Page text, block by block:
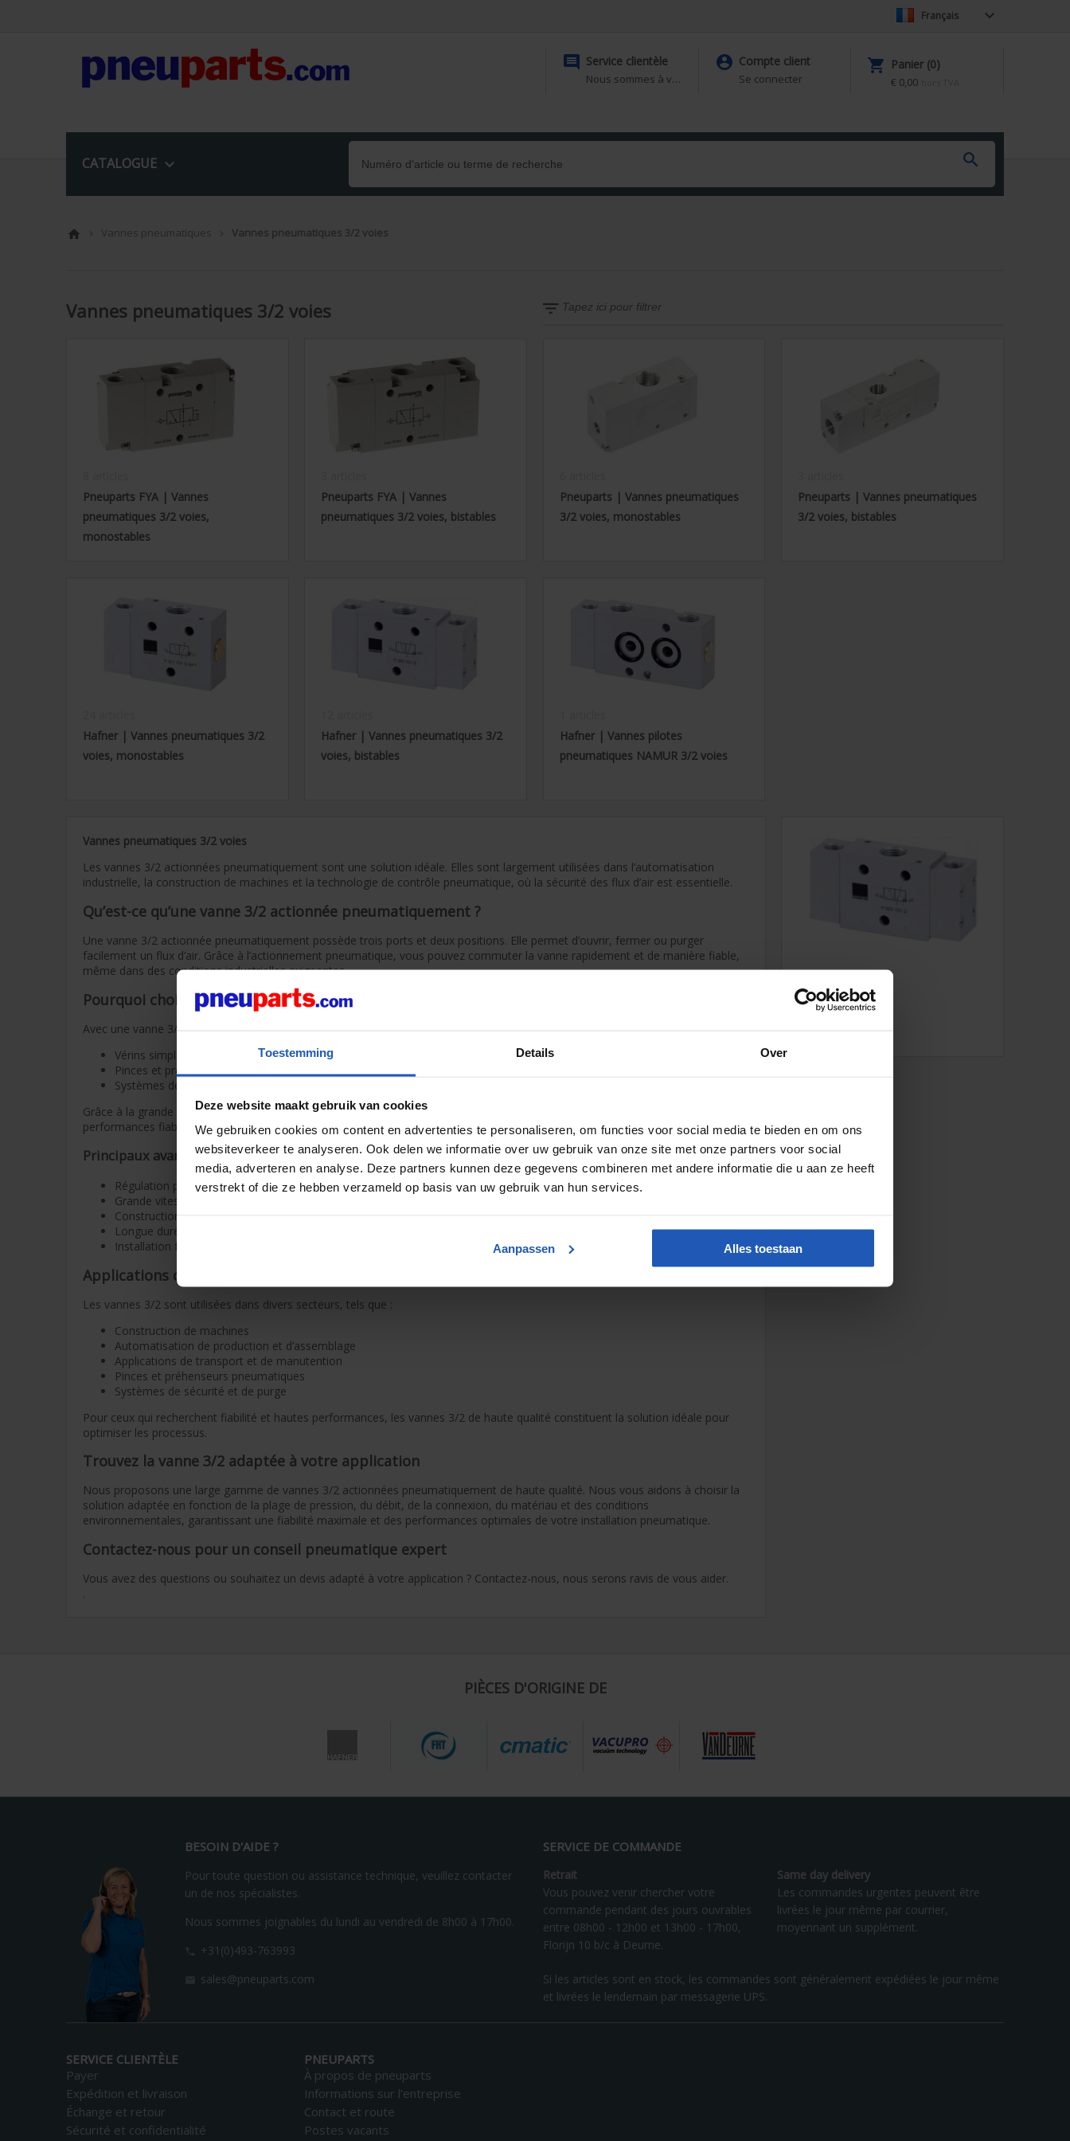
Toestemming Details Over
Deze website maakt gebruik van cookies
We gebruiken cookies om content en advertenties te personaliseren, om functies voor social media te bieden en om ons
websiteverkeer te analyseren. Ook delen we informatie over uw gebruik van onze site met onze partners voor social
media, adverteren en analyse. Deze partners kunnen deze gegevens combineren met andere informatie die u aan ze heeft
verstrekt of die ze hebben verzameld op basis van uw gebruik van hun services.
Aanpassen Alles toestaan
Français 
 Service clientèle
Nous sommes à votre disposition
 Compte client
Se connecter
 Panier (0)
€ 0,00
CATALOGUE  
  Vannes pneumatiques  Vannes pneumatiques 3/2 voies
Vannes pneumatiques 3/2 voies
Pneuparts FYA | Vannes
pneumatiques 3/2 voies,
monostables
Pneuparts FYA | Vannes
pneumatiques 3/2 voies, bistables
Pneuparts | Vannes pneumatiques
3/2 voies, monostables
Pneuparts | Vannes pneumatiques
3/2 voies, bistables
Hafner | Vannes pneumatiques 3/2
voies, monostables
Hafner | Vannes pneumatiques 3/2
voies, bistables
Hafner | Vannes pilotes
pneumatiques NAMUR 3/2 voies
Vannes pneumatiques 3/2 voies
Les vannes 3/2 actionnées pneumatiquement sont une solution idéale. Elles sont largement utilisées dans l’automatisation
industrielle, la construction de machines et la technologie de contrôle pneumatique, où la sécurité des flux d’air est essentielle.
Qu’est-ce qu’une vanne 3/2 actionnée pneumatiquement ?
Une vanne 3/2 actionnée pneumatiquement possède trois ports et deux positions. Elle permet d’ouvrir, fermer ou purger
facilement un flux d’air. Grâce à l’actionnement pneumatique, vous pouvez commuter la vanne rapidement et de manière fiable,
même dans des conditions industrielles exigeantes.
Pourquoi choisir une vanne 3/2 ?
Avec une vanne 3/2, vous assurez un flux d’air contrôlé. Cela est idéal pour :
Vérins simple effet
Pinces et préhenseurs pneumatiques
Systèmes de verrouillage et de purge
Grâce à la grande vitesse de commutation, à la construction robuste et à la longue durée de vie, ces vannes offrent des
performances fiables, même dans des environnements de production intensifs.
Principaux avantages
Régulation précise du flux d’air
Grande vitesse de commutation
Construction robuste
Longue durée de vie et temps d’arrêt minimal
Installation facile
Applications des vannes 3/2 actionnées pneumatiquement
Les vannes 3/2 sont utilisées dans divers secteurs, tels que :
Construction de machines
Automatisation de production et d’assemblage
Applications de transport et de manutention
Pinces et préhenseurs pneumatiques
Systèmes de sécurité et de purge
Pour ceux qui recherchent fiabilité et hautes performances, les vannes 3/2 de haute qualité constituent la solution idéale pour
optimiser les processus.
Trouvez la vanne 3/2 adaptée à votre application
Nous proposons une large gamme de vannes 3/2 actionnées pneumatiquement de haute qualité. Nous vous aidons à choisir la
solution adaptée en fonction de la plage de pression, du débit, de la connexion, du matériau et des conditions
environnementales, garantissant une fiabilité maximale et des performances optimales de votre installation pneumatique.
Contactez-nous pour un conseil pneumatique expert
Vous avez des questions ou souhaitez un devis adapté à votre application ? Contactez-nous, nous serons ravis de vous aider.
.
PIÈCES D'ORIGINE DE
BESOIN D'AIDE ?
Pour toute question ou assistance technique, veuillez contacter
un de nos spécialistes.
Nous sommes joignables du lundi au vendredi de 8h00 à 17h00.
+31(0)493-763993
sales@pneuparts.com
SERVICE DE COMMANDE
Retrait
Vous pouvez venir chercher votre
commande pendant des jours ouvrables
entre 08h00 - 12h00 et 13h00 - 17h00,
Florijn 10 b/c à Deurne.
Same day delivery
Les commandes urgentes peuvent être
livrées le jour même par courrier,
moyennant un supplément.
Si les articles sont en stock, les commandes sont généralement expédiées le jour même
et livrées le lendemain par messagerie UPS.
SERVICE CLIENTÈLE
Payer
Expédition et livraison
Échange et retour
Sécurité et confidentialité
PNEUPARTS
À propos de pneuparts
Informations sur l’entreprise
Contact et route
Postes vacants